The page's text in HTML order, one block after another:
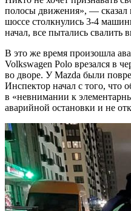
полосы движения», —
шоссе столкнулись 3-4
начал, все пытались свалить
В это же время произошла
Volkswagen Polo врезался в
во дворе. У Mazda были
Инспектор начал с того, что
в «невнимании к
аварийной остановки и не